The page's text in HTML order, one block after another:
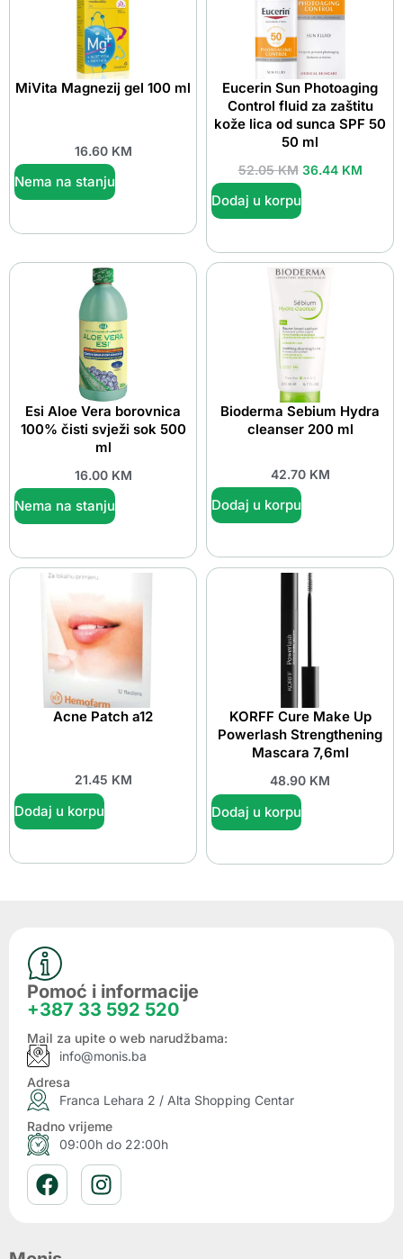
MiVita Magnezij gel 100 ml
16.60 KM
Nema na stanju
Eucerin Sun Photoaging
Control fluid za zaštitu
kože lica od sunca SPF 50
50 ml
52.05KM 36.44 KM
Dodaj u korpu
Esi Aloe Vera borovnica
100% čisti svježi sok 500
ml
16.00 KM
Nema na stanju
Bioderma Sebium Hydra
cleanser 200 ml
42.70 KM
Dodaj u korpu
Acne Patch a12
21.45 KM
Dodaj u korpu
KORFF Cure Make Up
Powerlash Strengthening
Mascara 7,6ml
48.90 KM
Dodaj u korpu
Pomoć i informacije
+387 33 592 520
Mail za upite o web narudžbama:
info@monis.ba
Adresa
Franca Lehara 2 / Alta Shopping Centar
Radno vrijeme
09:00h do 22:00h